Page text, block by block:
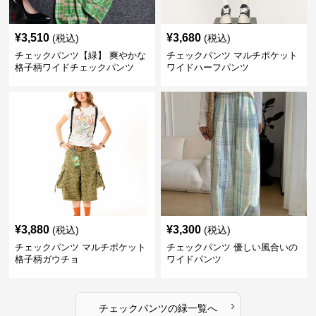
¥3,510 (税込)
チェックパンツ【緑】 爽やかな
格子柄ワイドチェックパンツ
¥3,680 (税込)
チェックパンツ マルチポケット
ワイドハーフパンツ
¥3,880 (税込)
チェックパンツ マルチポケット
格子柄ガウチョ
¥3,300 (税込)
チェックパンツ 優しい風合いの
ワイドパンツ
チェックパンツの緑一覧へ ›